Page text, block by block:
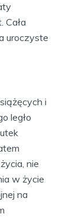
Cała
uroczyste
i
legło
nie
w życie
na